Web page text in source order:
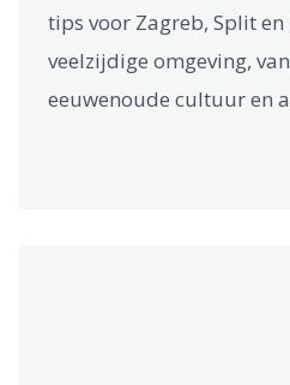
tips voor Zagreb, Split
veelzijdige omgeving,
eeuwenoude cultuur en